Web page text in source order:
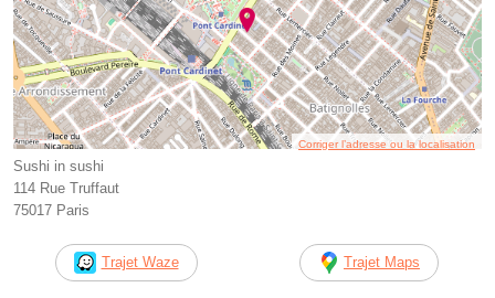
Corriger l’adresse ou la localisation
Sushi in sushi
114 Rue Truffaut
75017 Paris
Trajet Waze Trajet Maps